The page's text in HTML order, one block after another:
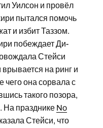
Уилсон и провёл
пытался помочь
и избит Таззом.
побеждает Ди-
Стейси
на ринг и
чего она сорвала с
такого позора,
На празднике No
Стейси, что